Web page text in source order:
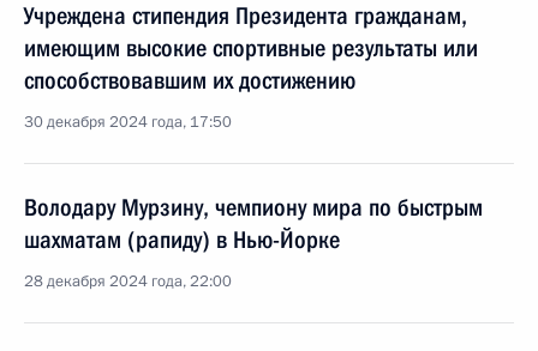
Учреждена стипендия Президента гражданам,
имеющим высокие спортивные результаты или
способствовавшим их достижению
30 декабря 2024 года, 17:50
Володару Мурзину, чемпиону мира по быстрым
шахматам (рапиду) в Нью-Йорке
28 декабря 2024 года, 22:00